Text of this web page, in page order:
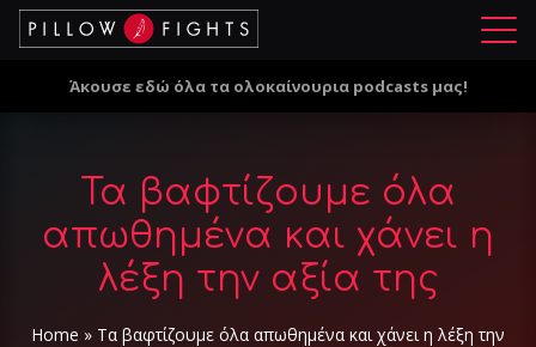
Μ
ο
Άκουσε εδώ όλα τα ολοκαίνουρια podcasts μας!
Τα βαφτίζουμε όλα
απωθημένα και χάνει η
λέξη την αξία της
Home » Τα βαφτίζουμε όλα απωθημένα και χάνει η λέξη την